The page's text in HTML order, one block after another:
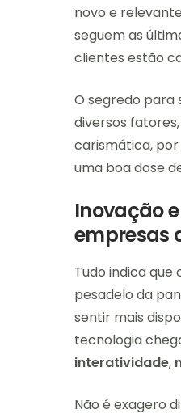
novo e
seguem as
clientes estão
O segredo
diversos
carismática, por
uma boa dose
Inovação
empresas
Tudo indica
pesadelo da
sentir mais
tecnologia
interatividade,
Não é exagero